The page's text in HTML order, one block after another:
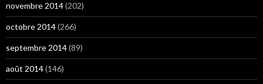
novembre 2014(202)
octobre 2014(266)
septembre 2014(89)
août 2014(146)